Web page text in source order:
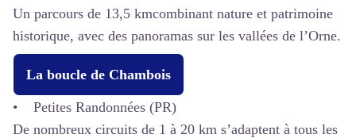
Un parcours de 13,5 kmcombinant nature et patrimoine
historique, avec des panoramas sur les vallées de l’Orne.
La boucle de Chambois
• Petites Randonnées (PR)
De nombreux circuits de 1 à 20 km s’adaptent à tous les